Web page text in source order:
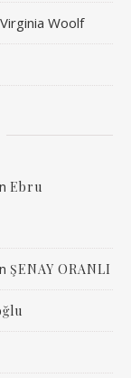
Woolf
Ebru
ŞENAY ORANLI